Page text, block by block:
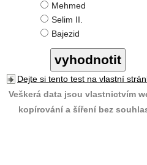
Mehmed
Selim II.
Bajezid
Dejte si tento test na vlastní
Veškerá data jsou vlastnictvím
kopírování a šíření bez